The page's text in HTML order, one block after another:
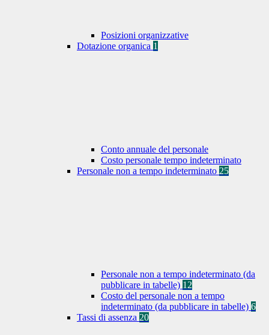
Posizioni organizzative
Dotazione organica 1
Conto annuale del personale
Costo personale tempo indeterminato
Personale non a tempo indeterminato 25
Personale non a tempo indeterminato (da
pubblicare in tabelle) 12
Costo del personale non a tempo
indeterminato (da pubblicare in tabelle) 6
Tassi di assenza 20